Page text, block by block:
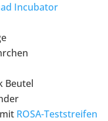
Incubator
Beutel
ROSA-Teststreifen